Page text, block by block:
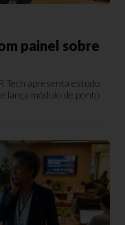
painel sobre
Tech apresenta estudo
lança módulo de ponto